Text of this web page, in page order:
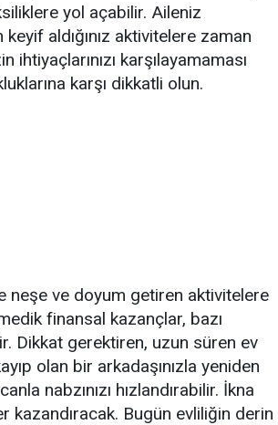
yol açabilir. Aileniz
aldığınız aktivitelere zaman
ihtiyaçlarınızı karşılayamaması
karşı dikkatli olun.
neşe ve doyum getiren aktivitelere
finansal kazançlar, bazı
Dikkat gerektiren, uzun süren ev
olan bir arkadaşınızla yeniden
nabzınızı hızlandırabilir. İkna
kazandıracak. Bugün evliliğin derin